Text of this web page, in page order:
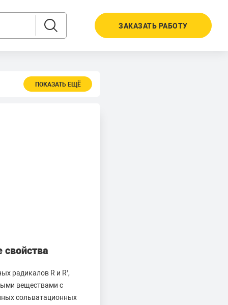
ЗАКАЗАТЬ РАБОТУ
ПОКАЗАТЬ ЕЩЁ
радикалов R и R′,
веществами с
сольватационных